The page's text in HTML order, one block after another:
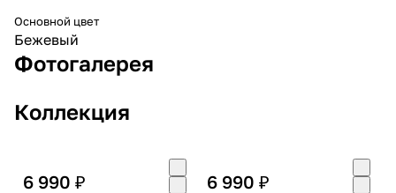
Основной цвет
Бежевый
Фотогалерея
Коллекция
6 990 ₽ 6 990 ₽